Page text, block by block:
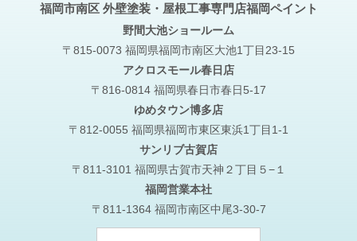
福岡市南区 外壁塗装・屋根工事専門店福岡ペイント
野間大池ショールーム
〒815-0073 福岡県福岡市南区大池1丁目23-15
アクロスモール春日店
〒816-0814 福岡県春日市春日5-17
ゆめタウン博多店
〒812-0055 福岡県福岡市東区東浜1丁目1-1
サンリブ古賀店
〒811-3101 福岡県古賀市天神２丁目５−１
福岡営業本社
〒811-1364 福岡市南区中尾3-30-7